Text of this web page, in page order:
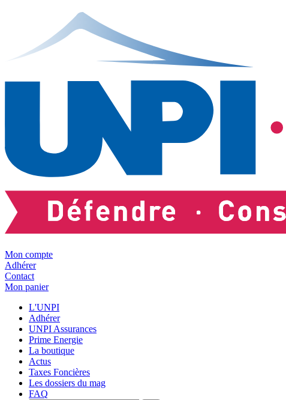
Mon compte
Adhérer
Contact
Mon panier
L'UNPI
Adhérer
UNPI Assurances
Prime Energie
La boutique
Actus
Taxes Foncières
Les dossiers du mag
FAQ